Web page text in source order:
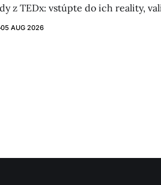
z TEDx: vstúpte do ich reality,
vyžaduje trpezlivosť a
05 AUG 2026